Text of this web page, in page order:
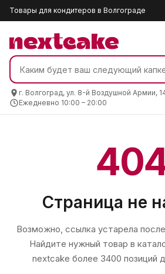
Товары для кондитеров в Волгограде
г. Волгоград, ул. 8-й Воздушной Армии,
Ежедневно 10:00 – 20:00
Страница не
Возможно, ссылка устарела
Найдите нужный товар в
nextcake более 3400 позиций